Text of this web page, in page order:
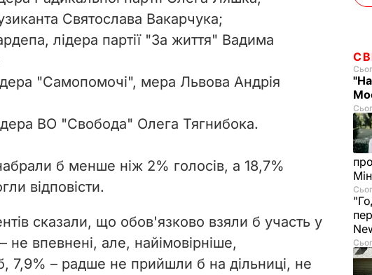
Святослава Вакарчука;
лідера партії "За життя" Вадима
"Самопомочі", мера Львова Андрія
ВО "Свобода" Олега Тягнибока.
б менше ніж 2% голосів, а 18,7%
відповісти.
сказали, що обов'язково взяли б участь у
не впевнені, але, найімовірніше,
7,9% – радше не прийшли б на дільниці, не